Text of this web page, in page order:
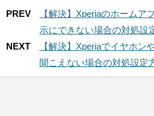
PREV
【解決】Xperiaのホームア
示にできない場合の対処設
NEXT
【解決】Xperiaでイヤホン
聞こえない場合の対処設定